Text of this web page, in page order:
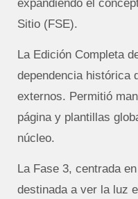
expandiendo el
Sitio (FSE).
La Edición Completa
dependencia histórica
externos. Permitió
página y plantillas
núcleo.
La Fase 3, centrada
destinada a ver la luz